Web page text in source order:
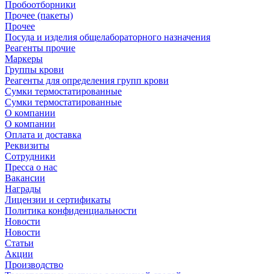
Пробоотборники
Прочее (пакеты)
Прочее
Посуда и изделия общелабораторного назначения
Реагенты прочие
Маркеры
Группы крови
Реагенты для определения групп крови
Сумки термостатированные
Сумки термостатированные
О компании
О компании
Оплата и доставка
Реквизиты
Сотрудники
Пресса о нас
Вакансии
Награды
Лицензии и сертификаты
Политика конфиденциальности
Новости
Новости
Статьи
Акции
Производство